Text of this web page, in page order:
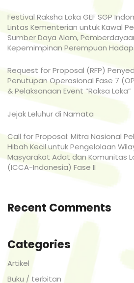
Festival Raksha Loka GEF SGP
Lintas Kementerian untuk Kawal
Sumber Daya Alam,
Kepemimpinan Perempuan Hadapi
Request for Proposal (RFP)
Penutupan Operasional Fase 7
& Pelaksanaan Event “Raksa Loka”
Jejak Leluhur di Namata
Call for Proposal: Mitra Nasional
Hibah Kecil untuk Pengelolaan
Masyarakat Adat dan Komunitas
(ICCA-Indonesia) Fase II
Recent Comments
Categories
Artikel
Buku / terbitan